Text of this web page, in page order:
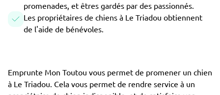
promenades, et êtres gardés par des passionnés.
Les propriétaires de chiens à Le Triadou obtiennent
de l'aide de bénévoles.
Emprunte Mon Toutou vous permet de promener un chien
à Le Triadou. Cela vous permet de rendre service à un